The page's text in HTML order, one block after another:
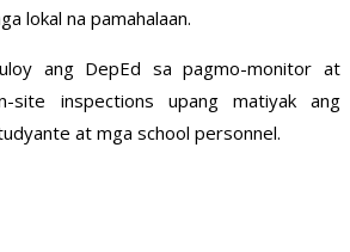
lokal na pamahalaan.
ang DepEd sa pagmo-monitor at
site inspections upang matiyak ang
at mga school personnel.